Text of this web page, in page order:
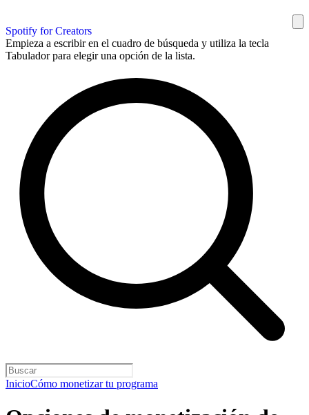
Spotify for Creators
Empieza a escribir en el cuadro de búsqueda y utiliza la tecla
Tabulador para elegir una opción de la lista.
InicioCómo monetizar tu programa